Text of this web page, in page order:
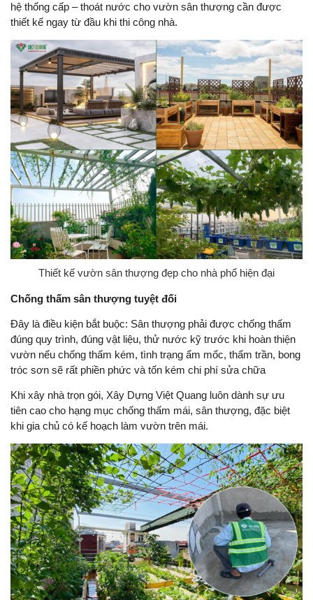
hệ thống cấp – thoát nước cho vườn sân thượng cần được
thiết kế ngay từ đầu khi thi công nhà.
Thiết kế vườn sân thượng đẹp cho nhà phố hiện đại
Chống thấm sân thượng tuyệt đối
Đây là điều kiện bắt buộc: Sân thượng phải được chống thấm
đúng quy trình, đúng vật liệu, thử nước kỹ trước khi hoàn thiện
vườn nếu chống thấm kém, tình trạng ẩm mốc, thấm trần, bong
tróc sơn sẽ rất phiền phức và tốn kém chi phí sửa chữa
Khi xây nhà trọn gói, Xây Dựng Việt Quang luôn dành sự ưu
tiên cao cho hạng mục chống thấm mái, sân thượng, đặc biệt
khi gia chủ có kế hoạch làm vườn trên mái.